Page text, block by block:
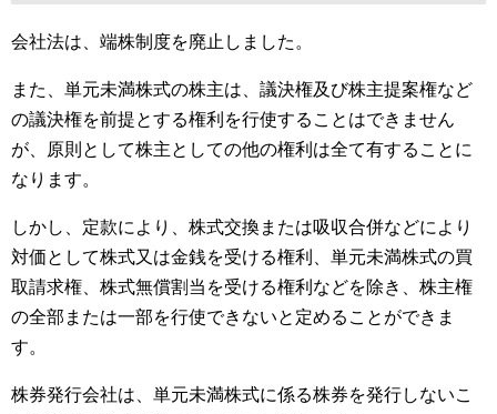
会社法は、端株制度を廃止しました。
また、単元未満株式の株主は、議決権及び株主提案権など
の議決権を前提とする権利を行使することはできません
が、原則として株主としての他の権利は全て有することに
なります。
しかし、定款により、株式交換または吸収合併などにより
対価として株式又は金銭を受ける権利、単元未満株式の買
取請求権、株式無償割当を受ける権利などを除き、株主権
の全部または一部を行使できないと定めることができま
す。
株券発行会社は、単元未満株式に係る株券を発行しないこ